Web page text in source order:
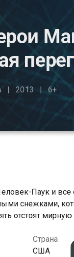
2013 6+
Паук и
снежками,
отстоят
Страна
США